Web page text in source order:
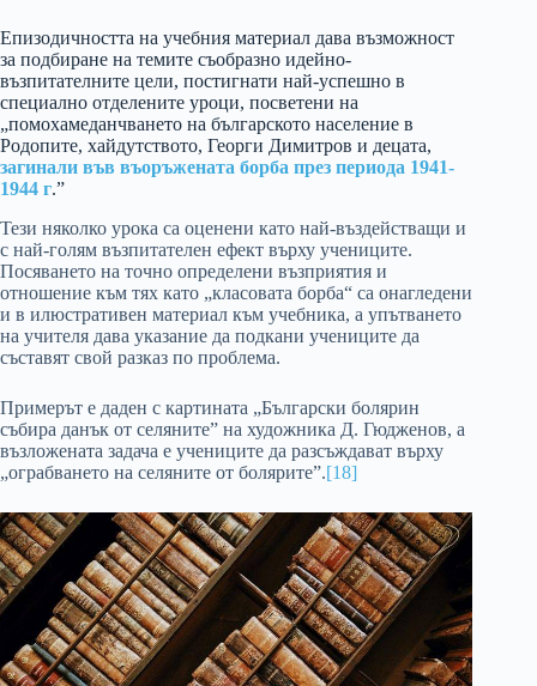
Епизодичността на учебния материал дава възможност
за подбиране на темите съобразно идейно-
възпитателните цели, постигнати най-успешно в
специално отделените уроци, посветени на
„помохамеданчването на българското население в
Родопите, хайдутството, Георги Димитров и децата,
загинали във въоръжената борба през периода 1941-
1944 г.”
Тези няколко урока са оценени като най-въздействащи и
с най-голям възпитателен ефект върху учениците.
Посяването на точно определени възприятия и
отношение към тях като „класовата борба“ са онагледени
и в илюстративен материал към учебника, а упътването
на учителя дава указание да подкани учениците да
съставят свой разказ по проблема.
Примерът е даден с картината „Български болярин
събира данък от селяните” на художника Д. Гюдженов, а
възложената задача е учениците да разсъждават върху
„ограбването на селяните от болярите”.[18]